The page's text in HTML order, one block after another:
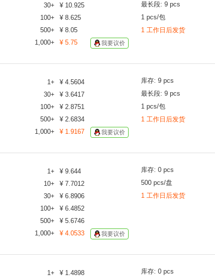
30+ ¥ 10.925
100+ ¥ 8.625
500+ ¥ 8.05
1,000+ ¥ 5.75 我要议价
最长段: 9 pcs
1 pcs/包
1 工作日后发货
1+ ¥ 4.5604
30+ ¥ 3.6417
100+ ¥ 2.8751
500+ ¥ 2.6834
1,000+ ¥ 1.9167 我要议价
库存: 9 pcs
最长段: 9 pcs
1 pcs/包
1 工作日后发货
1+ ¥ 9.644
10+ ¥ 7.7012
30+ ¥ 6.8906
100+ ¥ 6.4852
500+ ¥ 5.6746
1,000+ ¥ 4.0533 我要议价
库存: 0 pcs
500 pcs/盘
1 工作日后发货
1+ ¥ 1.4898
库存: 0 pcs